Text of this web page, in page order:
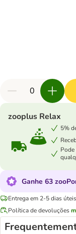
zooplus Relax
5%
Ganhe 63
Entrega em 2-5 dias
Política de devoluções